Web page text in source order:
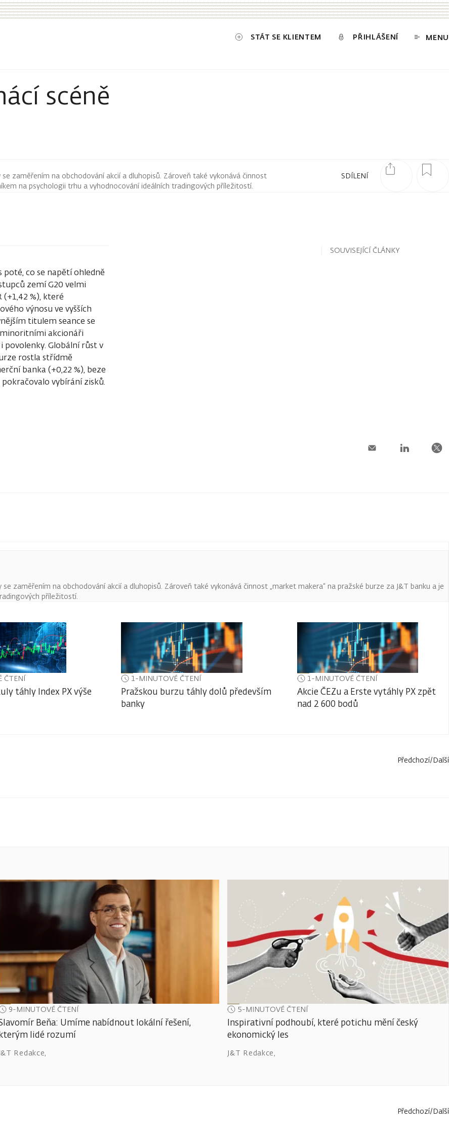
STÁT SE KLIENTEM PŘIHLÁŠENÍ MENU
scéně
SDÍLENÍ
zaměřením na obchodování akcií a dluhopisů. Zároveň také vykonává činnost
na psychologii trhu a vyhodnocování ideálních tradingových příležitostí.
co se napětí ohledně
zemí G20 velmi
%), které
výnosu ve vyšších
titulem seance se
akcionáři
Globální růst v
rostla střídmě
banka (+0,22 %), beze
vybírání zisků.
SOUVISEJÍCÍ ČLÁNKY
zaměřením na obchodování akcií a dluhopisů. Zároveň také vykonává činnost „market makera“ na pražské burze za J&T banku a je
příležitostí.
ČTENÍ
táhly Index PX výše
1-MINUTOVÉ ČTENÍ
Pražskou burzu táhly dolů především
banky
1-MINUTOVÉ ČTENÍ
Akcie ČEZu a Erste vytáhly PX zpět
nad 2 600 bodů
Předchozí/Další
9-MINUTOVÉ ČTENÍ
Beňa: Umíme nabídnout lokální řešení,
lidé rozumí
Redakce,
5-MINUTOVÉ ČTENÍ
Inspirativní podhoubí, které potichu mění český
ekonomický les
J&T Redakce,
Předchozí/Další